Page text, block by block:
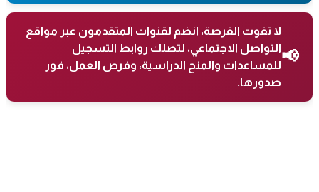
📢
لا تفوت الفرصة، انضم لقنوات المتقدمون عبر مواقع
التواصل الاجتماعي، لتصلك روابط التسجيل
للمساعدات والمنح الدراسية، وفرص العمل، فور
صدورها.